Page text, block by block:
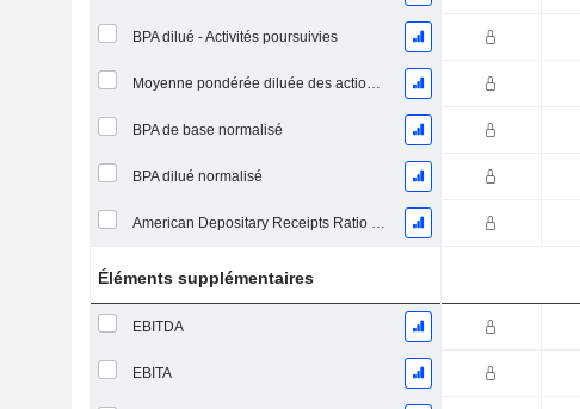
BPA dilué - Activités poursuivies
Moyenne pondérée diluée des actions en circulation
BPA de base normalisé
BPA dilué normalisé
American Depositary Receipts Ratio (ADR)
Éléments supplémentaires
EBITDA
EBITA